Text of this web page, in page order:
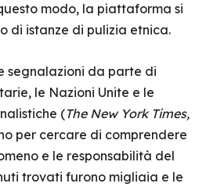
modo, la piattaforma si
di istanze di pulizia etnica.
segnalazioni da parte di
le Nazioni Unite e le
(The New York Times,
per cercare di comprendere
e le responsabilità del
trovati furono migliaia e le